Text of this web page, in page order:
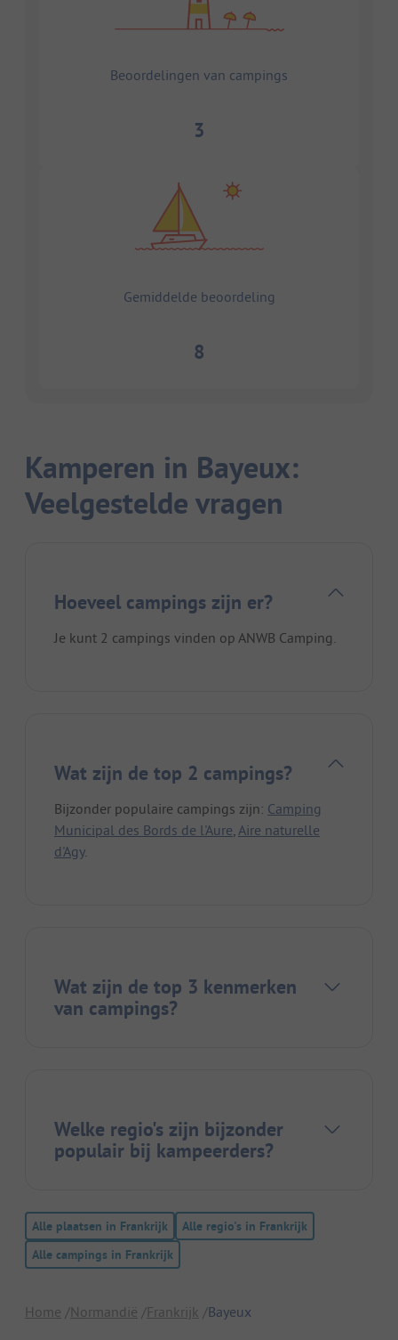
Beoordelingen van campings
3
Gemiddelde beoordeling
8
Kamperen in Bayeux:
Veelgestelde vragen
Hoeveel campings zijn er?
Je kunt 2 campings vinden op ANWB Camping.
Wat zijn de top 2 campings?
Bijzonder populaire campings zijn: Camping
Municipal des Bords de l'Aure Aire naturelle
d'Agy.
Wat zijn de top 3 kenmerken
van campings?
Welke regio's zijn bijzonder
populair bij kampeerders?
Alle plaatsen in Frankrijk
Alle regio's in Frankrijk
Alle campings in Frankrijk
Home Normandië Frankrijk Bayeux